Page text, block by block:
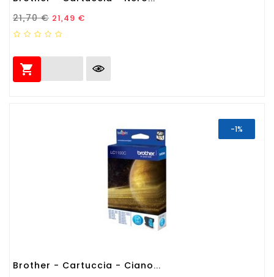
Prezzo Standard
21,70 € Prezzo
21,49 €

-1%
Brother - Cartuccia - Ciano...